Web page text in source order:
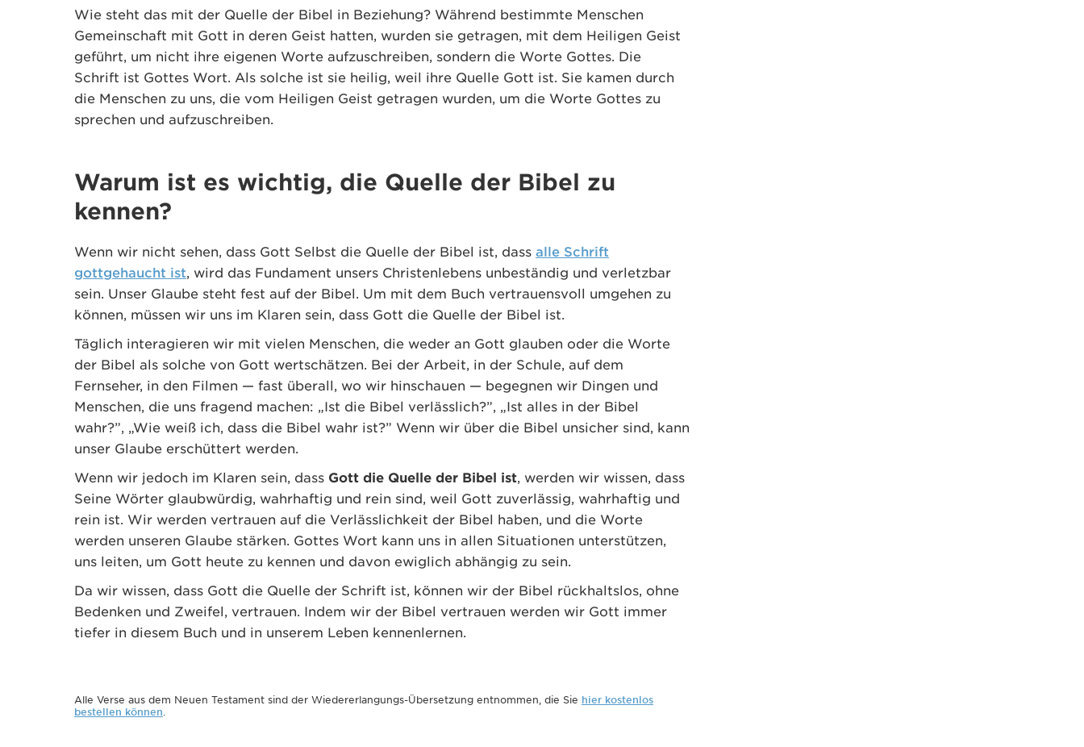
Wie steht das mit der Quelle der Bibel in Beziehung? Während bestimmte Menschen
Gemeinschaft mit Gott in deren Geist hatten, wurden sie getragen, mit dem Heiligen Geist
geführt, um nicht ihre eigenen Worte aufzuschreiben, sondern die Worte Gottes. Die
Schrift ist Gottes Wort. Als solche ist sie heilig, weil ihre Quelle Gott ist. Sie kamen durch
die Menschen zu uns, die vom Heiligen Geist getragen wurden, um die Worte Gottes zu
sprechen und aufzuschreiben.
Warum ist es wichtig, die Quelle der Bibel zu
kennen?
Wenn wir nicht sehen, dass Gott Selbst die Quelle der Bibel ist, dass alle Schrift
gottgehaucht ist, wird das Fundament unsers Christenlebens unbeständig und verletzbar
sein. Unser Glaube steht fest auf der Bibel. Um mit dem Buch vertrauensvoll umgehen zu
können, müssen wir uns im Klaren sein, dass Gott die Quelle der Bibel ist.
Täglich interagieren wir mit vielen Menschen, die weder an Gott glauben oder die Worte
der Bibel als solche von Gott wertschätzen. Bei der Arbeit, in der Schule, auf dem
Fernseher, in den Filmen — fast überall, wo wir hinschauen — begegnen wir Dingen und
Menschen, die uns fragend machen: „Ist die Bibel verlässlich?”, „Ist alles in der Bibel
wahr?”, „Wie weiß ich, dass die Bibel wahr ist?” Wenn wir über die Bibel unsicher sind, kann
unser Glaube erschüttert werden.
Wenn wir jedoch im Klaren sein, dass Gott die Quelle der Bibel ist, werden wir wissen, dass
Seine Wörter glaubwürdig, wahrhaftig und rein sind, weil Gott zuverlässig, wahrhaftig und
rein ist. Wir werden vertrauen auf die Verlässlichkeit der Bibel haben, und die Worte
werden unseren Glaube stärken. Gottes Wort kann uns in allen Situationen unterstützen,
uns leiten, um Gott heute zu kennen und davon ewiglich abhängig zu sein.
Da wir wissen, dass Gott die Quelle der Schrift ist, können wir der Bibel rückhaltslos, ohne
Bedenken und Zweifel, vertrauen. Indem wir der Bibel vertrauen werden wir Gott immer
tiefer in diesem Buch und in unserem Leben kennenlernen.
Alle Verse aus dem Neuen Testament sind der Wiedererlangungs-Übersetzung entnommen, die Sie hier kostenlos
bestellen können.